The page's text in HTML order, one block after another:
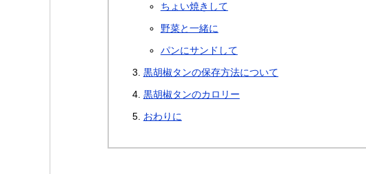
ちょい焼きして
野菜と一緒に
パンにサンドして
黒胡椒タンの保存方法について
黒胡椒タンのカロリー
おわりに